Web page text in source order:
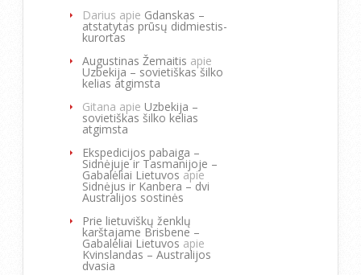
Darius apie Gdanskas –
atstatytas prūsų didmiestis-
kurortas
Augustinas Žemaitis apie
Uzbekija – sovietiškas šilko
kelias atgimsta
Gitana apie Uzbekija –
sovietiškas šilko kelias
atgimsta
Ekspedicijos pabaiga –
Sidnėjuje ir Tasmanijoje –
Gabalėliai Lietuvos apie
Sidnėjus ir Kanbera – dvi
Australijos sostinės
Prie lietuviškų ženklų
karštajame Brisbene –
Gabalėliai Lietuvos apie
Kvinslandas – Australijos
dvasia